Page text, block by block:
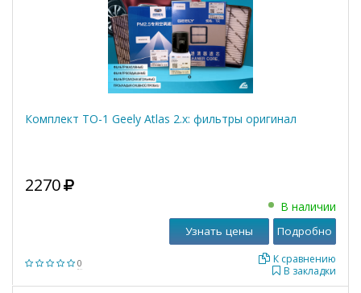
Комплект ТО-1 Geely Atlas 2.x: фильтры оригинал
0
2270
В наличии
В закладки
К сравнению
Узнать цены Подробно